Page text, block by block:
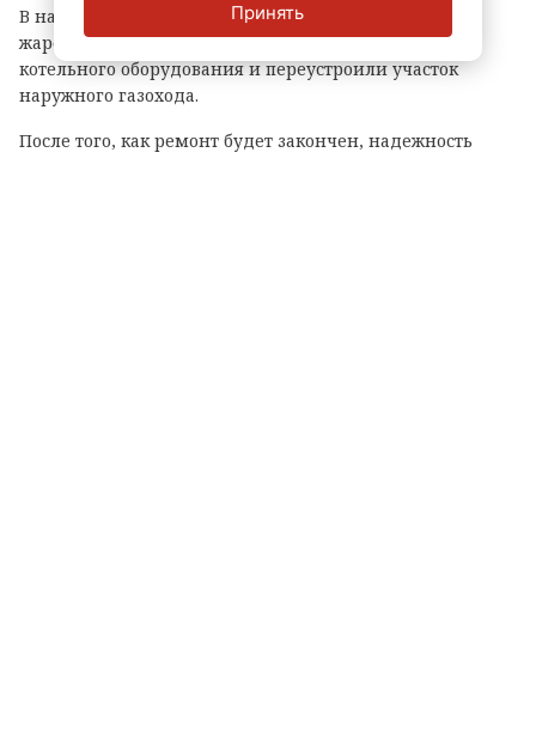
В начале лета в котельной заменили водогрейный
жаротрубный котел, а также устроили новую обвязку
котельного оборудования и переустроили участок
наружного газохода.
После того, как ремонт будет закончен, надежность
Принять